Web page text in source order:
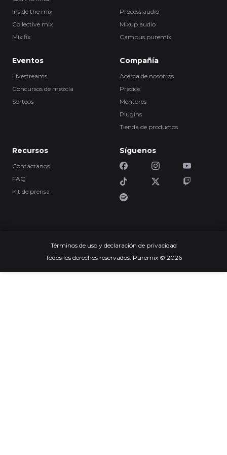
Inside the mix
Collective mix
Mix fix
Process.audio
Mixup.audio
Campus.puremix
Eventos
Livestreams
Concursos de mezcla
Sorteos
Compañía
Acerca de nosotros
Precios
Mentores
Plugins
Tienda de productos
Recursos
Contáctanos
FAQ
Kit de prensa
Síguenos
Términos de uso y declaración de privacidad
Todos los derechos reservados. Puremix © 2026